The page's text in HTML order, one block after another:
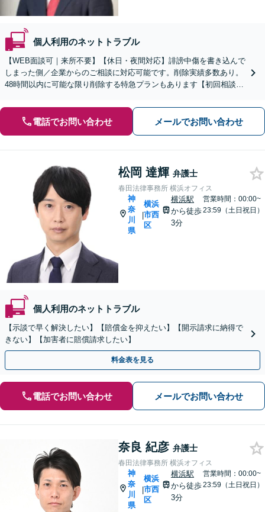
個人利用のネットトラブル
【WEB面談可｜来所不要】【休日・夜間対応】誹謗中傷を書き込んで
しまった側／企業からのご相談に対応可能です。削除実績多数あり。
48時間以内に可能な限り削除する特急プランもあります【初回相談30
電話でお問い合わせ メールでお問い合わせ
松岡 達輝 弁護士
春田法律事務所 横浜オフィス
神
奈
川
県
|
横浜
市西
区
横浜駅
から徒歩
3分
営業時間：00:00~
23:59（土日祝日）
個人利用のネットトラブル
【示談で早く解決したい】【賠償金を抑えたい】【開示請求に納得で
きない】【加害者に賠償請求したい】
料金表を見る
電話でお問い合わせ メールでお問い合わせ
奈良 紀彦 弁護士
春田法律事務所 横浜オフィス
神
奈
川
県
|
横浜
市西
区
横浜駅
から徒歩
3分
営業時間：00:00~
23:59（土日祝日）